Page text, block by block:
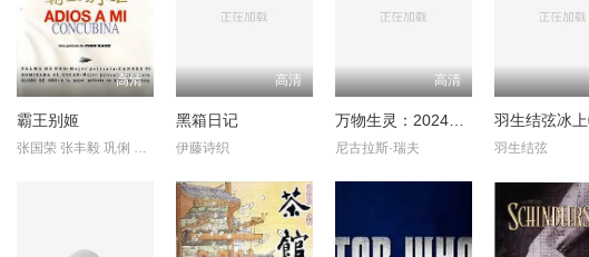
高清
霸王别姬
高清
黑箱日记
伊藤诗织
高清
万物生灵：2024圣诞特别集
尼古拉斯·瑞夫 羽生结弦